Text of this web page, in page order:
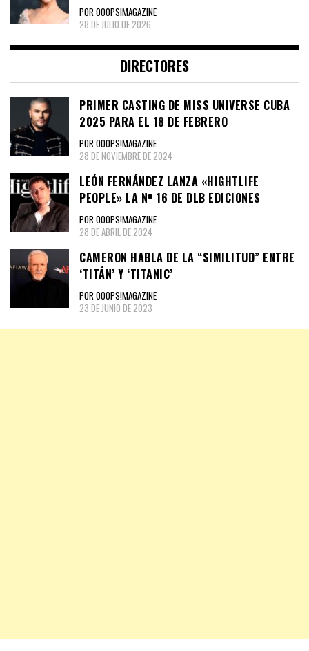
POR OOOPS!MAGAZINE
28 DE JULIO DE 2026
DIRECTORES
PRIMER CASTING DE MISS UNIVERSE CUBA
2025 PARA EL 18 DE FEBRERO
POR OOOPS!MAGAZINE
28 DE NOVIEMBRE DE 2024
LEÓN FERNÁNDEZ LANZA «HIGHTLIFE
PEOPLE» LA Nº 16 DE DLB EDICIONES
POR OOOPS!MAGAZINE
28 DE ABRIL DE 2024
CAMERON HABLA DE LA “SIMILITUD” ENTRE
‘TITÁN’ Y ‘TITANIC’
POR OOOPS!MAGAZINE
23 DE JUNIO DE 2023